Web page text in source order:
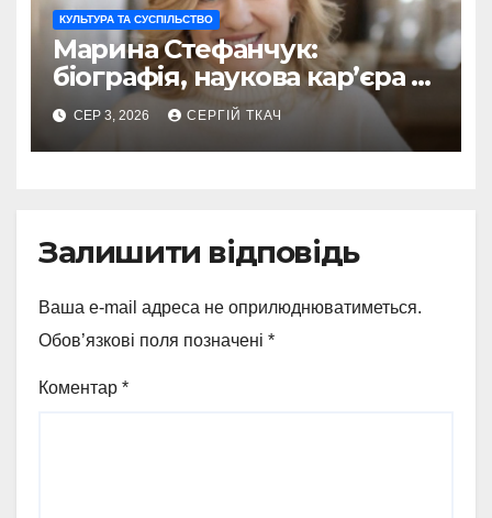
КУЛЬТУРА ТА СУСПІЛЬСТВО
Марина Стефанчук:
біографія, наукова кар’єра та
сім’я
СЕР 3, 2026 СЕРГІЙ ТКАЧ
Залишити відповідь
Ваша e-mail адреса не оприлюднюватиметься.
Обов’язкові поля позначені *
Коментар *